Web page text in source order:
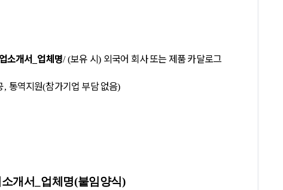
소개서 업체명/ (보유 시) 외국어 회사 또는 제품 카달로그
, 통역지원(참가기업 부담 없음)
개서_업체명(붙임양식)